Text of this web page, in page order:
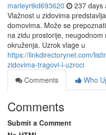
marleyrtkd693620 237 days
Vlažnost u zidovima
domovima. Može se
na zidu prostorije,
okruženja. Uzrok vlage u
https://linkdirectorynet.com/
zidovima-tragovi-i-uzroci
Comments
Who
Comments
Submit a Comment